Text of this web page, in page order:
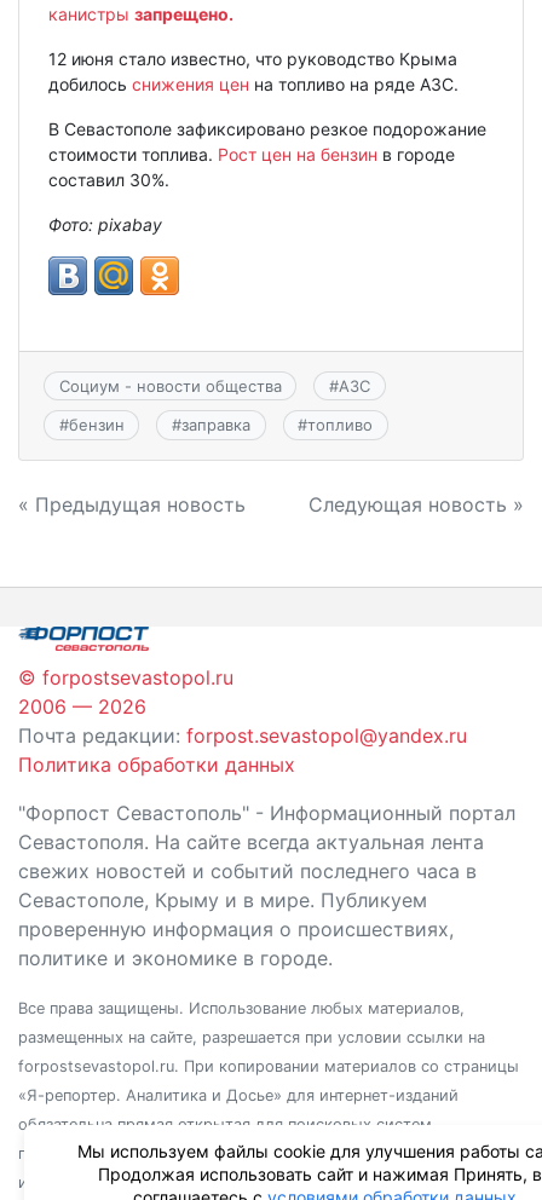
канистры запрещено.
12 июня стало известно, что руководство Крыма
добилось снижения цен на топливо на ряде АЗС.
В Севастополе зафиксировано резкое подорожание
стоимости топлива. Рост цен на бензин в городе
составил 30%.
Фото: pixabay
Социум - новости общества #АЗС
#бензин #заправка #топливо
Навигация
записям
« Предыдущая новость Следующая новость »
© forpostsevastopol.ru
2006 — 2026
Почта редакции: forpost.sevastopol@yandex.ru
Политика обработки данных
"Форпост Севастополь" - Информационный портал
Севастополя. На сайте всегда актуальная лента
свежих новостей и событий последнего часа в
Севастополе, Крыму и в мире. Публикуем
проверенную информация о происшествиях,
политике и экономике в городе.
Все права защищены. Использование любых материалов,
размещенных на сайте, разрешается при условии ссылки на
forpostsevastopol.ru. При копировании материалов со страницы
«Я-репортер. Аналитика и Досье» для интернет-изданий
обязательна прямая открытая для поисковых систем
гиперссылка. Независимо от полного или частичного
использования материалов, ссылка должна быть размещена в
Мы используем файлы cookie для улучшения работы
Продолжая использовать сайт и нажимая Принять,